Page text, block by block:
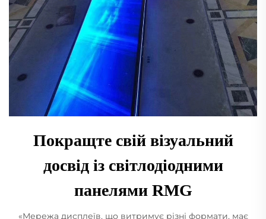
Покращте свій візуальний
досвід із світлодіодними
панелями RMG
«Мережа дисплеїв, що витримує різні формати, має